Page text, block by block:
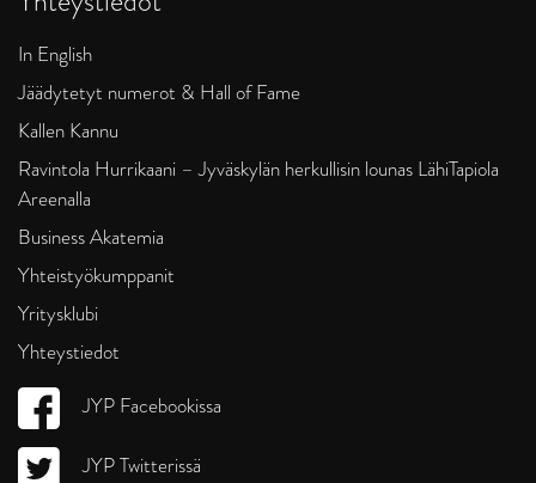
In English
Jäädytetyt numerot & Hall of Fame
Kallen Kannu
Ravintola Hurrikaani – Jyväskylän herkullisin lounas LähiTapiola
Areenalla
Business Akatemia
Yhteistyökumppanit
Yritysklubi
Yhteystiedot
JYP Facebookissa
JYP Twitterissä